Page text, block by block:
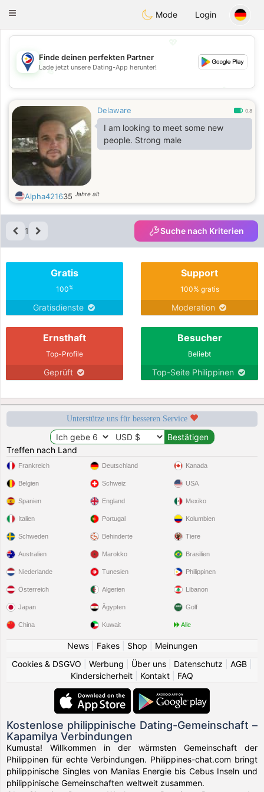
Philippines Chat
Toggle
Mode Login
💖
💕
Finde deinen perfekten Partner
Lade jetzt unsere Dating-App herunter!
Delaware 0.8
I am looking to meet some new
people. Strong male
Alpha421635 Jahre alt
1 Suche nach Kriterien
Gratis
100%
Gratisdienste
Support
100% gratis
Moderation
Ernsthaft
Top-Profile
Geprüft
Besucher
Beliebt
Top-Seite Philippinen
Unterstütze uns für besseren Service
Treffen nach Land
Frankreich
Belgien
Spanien
Italien
Schweden
Deutschland
Schweiz
England
Portugal
Behinderte
Kanada
USA
Mexiko
Kolumbien
Tiere
Australien
Niederlande
Österreich
Japan
China
Marokko
Tunesien
Algerien
Ägypten
Kuwait
Brasilien
Philippinen
Libanon
Golf
Alle
News| Fakes| Shop
Meinungen
Cookies & DSGVO
Werbung Über uns Datenschutz AGB
Kindersicherheit
Kontakt FAQ
Kostenlose philippinische Dating-Gemeinschaft –
Kapamilya Verbindungen
Kumusta! Willkommen in der wärmsten Gemeinschaft der
Philippinen für echte Verbindungen. Philippines-chat.com bringt
philippinische Singles von Manilas Energie bis Cebus Inseln und
philippinische Gemeinschaften weltweit zusammen.